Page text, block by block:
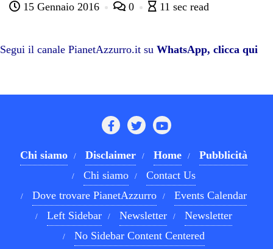
bo tte ts
pp
gr
m
ed di
di
15 Gennaio 2016 0 11 sec read
Segui il canale PianetAzzurro.it su WhatsApp, clicca qui
Chi siamo Disclaimer Home
Pubblicità
Chi siamo
Contact Us
Dove trovare PianetAzzurro
Events Calendar
Left Sidebar
Newsletter
Newsletter
No Sidebar Content Centered